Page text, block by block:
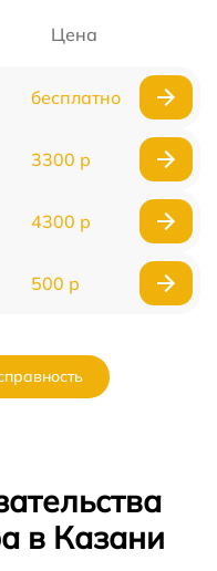
Цена
бесплатно
3300 р
4300 р
500 р
в Казани